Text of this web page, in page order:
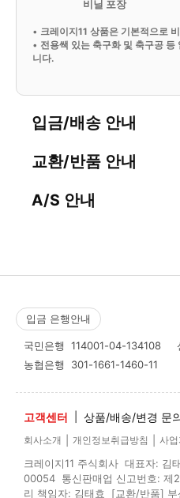
비닐 포장
• 크레이지11 상품은 기본적으로
• 전용쌕 있는 축구화 및 축구공 등
니다.
입금/배송 안내
교환/반품 안내
A/S 안내
입금 은행안내
국민은행 114001-04-134108
농협은행 301-1661-1460-11
고객센터 상품/배송/변경 문
회사소개 개인정보취급방침 사
크레이지11 주식회사 대표자:
00054 통신판매업 신고번호: 제
리 책임자: 김태효 [교환/반품] 부